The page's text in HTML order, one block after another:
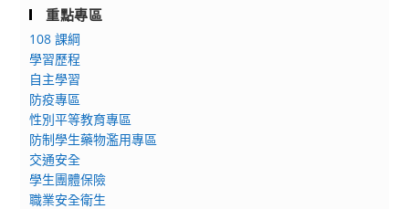
重點專區
108 課綱
學習歷程
自主學習
防疫專區
性別平等教育專區
防制學生藥物濫用專區
交通安全
學生團體保險
職業安全衛生